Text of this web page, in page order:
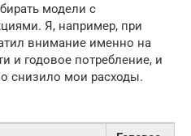
модели с
Я, например, при
внимание именно на
и годовое потребление, и
снизило мои расходы.